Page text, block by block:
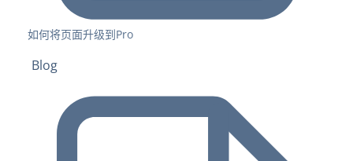
如何将页面升级到Pro
Blog